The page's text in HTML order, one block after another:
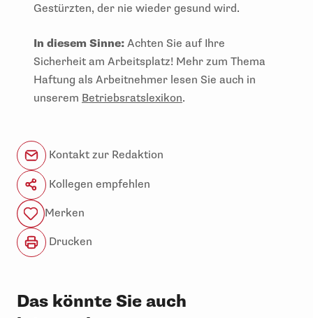
Gestürzten, der nie wieder gesund wird.
In diesem Sinne: Achten Sie auf Ihre
Sicherheit am Arbeitsplatz! Mehr zum Thema
Haftung als Arbeitnehmer lesen Sie auch in
unserem Betriebsratslexikon.
Kontakt zur Redaktion
Kollegen empfehlen
Merken
Drucken
Das könnte Sie auch